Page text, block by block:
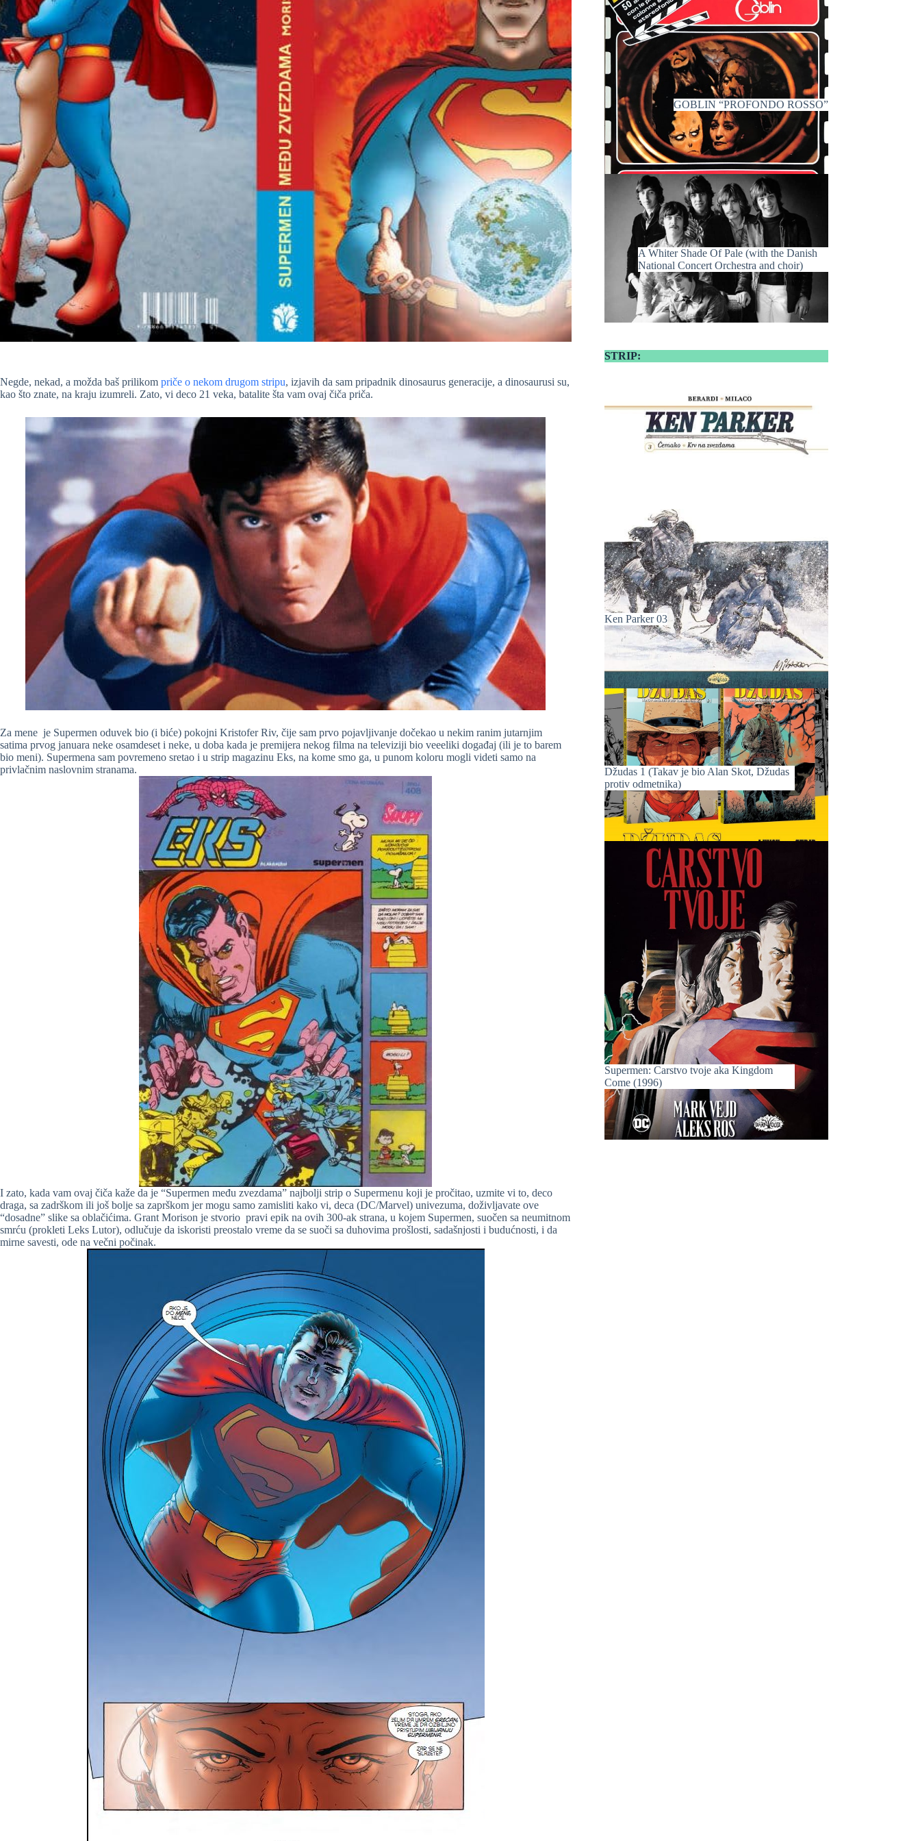
Negde, nekad, a možda baš prilikom priče o nekom drugom stripu, izjavih da sam pripadnik dinosaurus generacije, a dinosaurusi su,
kao što znate, na kraju izumreli. Zato, vi deco 21 veka, batalite šta vam ovaj čiča priča.
Za mene je Supermen oduvek bio (i biće) pokojni Kristofer Riv, čije sam prvo pojavljivanje dočekao u nekim ranim jutarnjim
satima prvog januara neke osamdeset i neke, u doba kada je premijera nekog filma na televiziji bio veeeliki događaj (ili je to barem
bio meni). Supermena sam povremeno sretao i u strip magazinu Eks, na kome smo ga, u punom koloru mogli videti samo na
privlačnim naslovnim stranama.
I zato, kada vam ovaj čiča kaže da je “Supermen među zvezdama” najbolji strip o Supermenu koji je pročitao, uzmite vi to, deco
draga, sa zadrškom ili još bolje sa zaprškom jer mogu samo zamisliti kako vi, deca (DC/Marvel) univezuma, doživljavate ove
“dosadne” slike sa oblačićima. Grant Morison je stvorio pravi epik na ovih 300-ak strana, u kojem Supermen, suočen sa neumitnom
smrću (prokleti Leks Lutor), odlučuje da iskoristi preostalo vreme da se suoči sa duhovima prošlosti, sadašnjosti i budućnosti, i da
mirne savesti, ode na večni počinak.
GOBLIN “PROFONDO ROSSO”
A Whiter Shade Of Pale (with the Danish
National Concert Orchestra and choir)
STRIP:
Ken Parker 03
Džudas 1 (Takav je bio Alan Skot, Džudas
protiv odmetnika)
Supermen: Carstvo tvoje aka Kingdom
Come (1996)